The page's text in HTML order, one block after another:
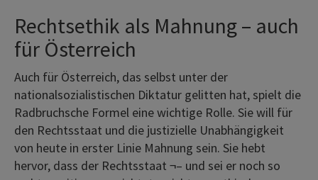
Rechtsethik als Mahnung – auch
für Österreich
Auch für Österreich, das selbst unter der
nationalsozialistischen Diktatur gelitten hat, spielt die
Radbruchsche Formel eine wichtige Rolle. Sie will für
den Rechtsstaat und die justizielle Unabhängigkeit
von heute in erster Linie Mahnung sein. Sie hebt
hervor, dass der Rechtsstaat ¬– und sei er noch so